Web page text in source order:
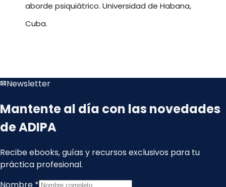
aborde psiquiátrico. Universidad de Habana,
Cuba.